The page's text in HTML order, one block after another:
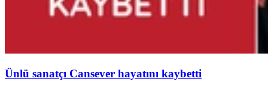
Ünlü sanatçı Cansever hayatını kaybetti